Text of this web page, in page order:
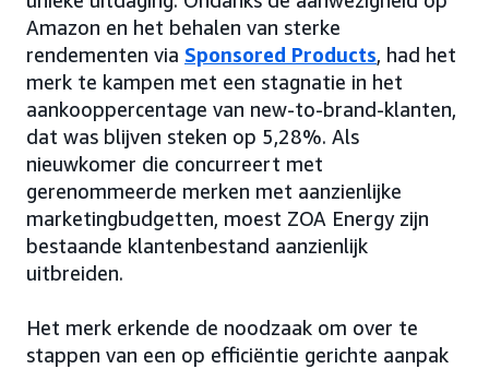
Amazon en het behalen van sterke
rendementen via Sponsored Products, had het
merk te kampen met een stagnatie in het
aankooppercentage van new-to-brand-klanten,
dat was blijven steken op 5,28%. Als
nieuwkomer die concurreert met
gerenommeerde merken met aanzienlijke
marketingbudgetten, moest ZOA Energy zijn
bestaande klantenbestand aanzienlijk
uitbreiden.
Het merk erkende de noodzaak om over te
stappen van een op efficiëntie gerichte aanpak